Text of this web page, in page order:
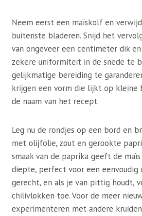
Neem eerst een maïskolf en
buitenste bladeren. Snijd het
van ongeveer een centimeter dik
zekere uniformiteit in de snede te
gelijkmatige bereiding te
krijgen een vorm die lijkt op kleine
de naam van het recept.
Leg nu de rondjes op een bord en
met olijfolie, zout en gerookte
smaak van de paprika geeft de
diepte, perfect voor een eenvoudig
gerecht, en als je van pittig houdt,
chilivlokken toe. Voor de meer
experimenteren met andere